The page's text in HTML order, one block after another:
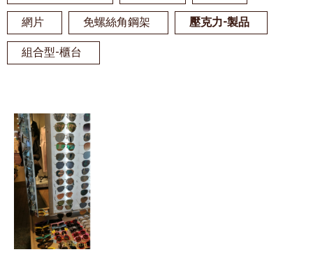
網片 免螺絲角鋼架 壓克力-製品
組合型-櫃台